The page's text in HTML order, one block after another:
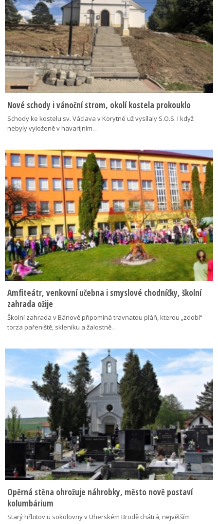
Nové schody i vánoční strom, okolí kostela prokouklo
Schody ke kostelu sv. Václava v Korytné už vysílaly S.O.S. I když
nebyly vyloženě v havarijním…
Amfiteátr, venkovní učebna i smyslové chodníčky, školní
zahrada ožije
Školní zahrada v Bánově připomíná travnatou pláň, kterou „zdobí“
torza pařeniště, skleníku a žalostně…
Opěrná stěna ohrožuje náhrobky, město nově postaví
kolumbárium
Starý hřbitov u sokolovny v Uherském Brodě chátrá, největším